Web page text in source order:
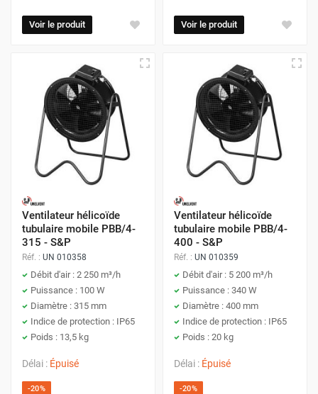
Voir le produit Voir le produit
Ventilateur hélicoïde
tubulaire mobile PBB/4-
315 - S&P
Réf. : UN 010358
Débit d'air : 2 250 m³/h
Puissance : 100 W
Diamètre : 315 mm
Indice de protection : IP65
Poids : 13,5 kg
Délai : Épuisé
-20%
Ventilateur hélicoïde
tubulaire mobile PBB/4-
400 - S&P
Réf. : UN 010359
Débit d'air : 5 200 m³/h
Puissance : 340 W
Diamètre : 400 mm
Indice de protection : IP65
Poids : 20 kg
Délai : Épuisé
-20%